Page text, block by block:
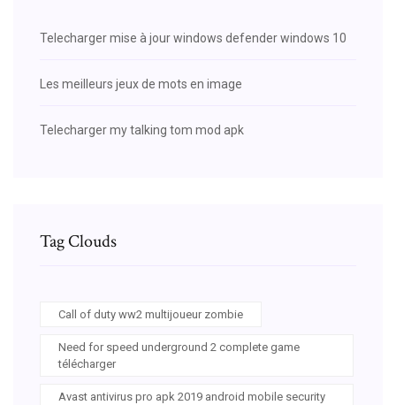
Telecharger mise à jour windows defender windows 10
Les meilleurs jeux de mots en image
Telecharger my talking tom mod apk
Tag Clouds
Call of duty ww2 multijoueur zombie
Need for speed underground 2 complete game
télécharger
Avast antivirus pro apk 2019 android mobile security